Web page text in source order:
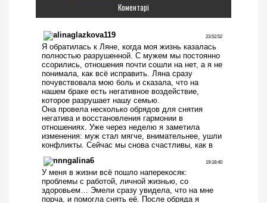
Коментарі